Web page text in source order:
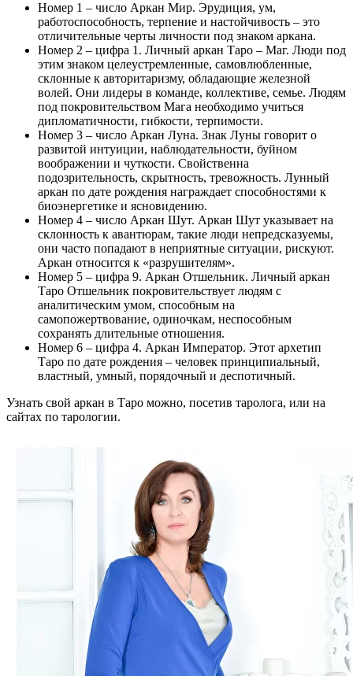
Номер 1 – число Аркан Мир. Эрудиция, ум,
работоспособность, терпение и настойчивость – это
отличительные черты личности под знаком аркана.
Номер 2 – цифра 1. Личный аркан Таро – Маг. Люди под
этим знаком целеустремленные, самовлюбленные,
склонные к авторитаризму, обладающие железной
волей. Они лидеры в команде, коллективе, семье. Людям
под покровительством Мага необходимо учиться
дипломатичности, гибкости, терпимости.
Номер 3 – число Аркан Луна. Знак Луны говорит о
развитой интуиции, наблюдательности, буйном
воображении и чуткости. Свойственна
подозрительность, скрытность, тревожность. Лунный
аркан по дате рождения награждает способностями к
биоэнергетике и ясновидению.
Номер 4 – число Аркан Шут. Аркан Шут указывает на
склонность к авантюрам, такие люди непредсказуемы,
они часто попадают в неприятные ситуации, рискуют.
Аркан относится к «разрушителям».
Номер 5 – цифра 9. Аркан Отшельник. Личный аркан
Таро Отшельник покровительствует людям с
аналитическим умом, способным на
самопожертвование, одиночкам, неспособным
сохранять длительные отношения.
Номер 6 – цифра 4. Аркан Император. Этот архетип
Таро по дате рождения – человек принципиальный,
властный, умный, порядочный и деспотичный.
Узнать свой аркан в Таро можно, посетив таролога, или на
сайтах по тарологии.